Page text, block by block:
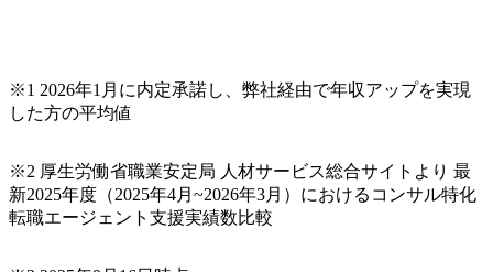
承ください。 【服装・持ち物】 ・特になし カジュアルな服
装でご参加ください。 【募集ポジション】 ITコンサルタン
定 ・全社デジタルトランスフォーメーション企画構想 ・業
務/組織/システムの現状分析/RPA選定/導入/実装 ・プライベ
ート/パブリッククラウド導入 ・AI活用による業務効率化/
※1 2026年1月に内定承諾し、弊社経由で年収アップを実現
した方の平均値
※2 厚生労働省職業安定局 人材サービス総合サイトより 最
新2025年度（2025年4月~2026年3月）におけるコンサル特化
転職エージェント支援実績数比較